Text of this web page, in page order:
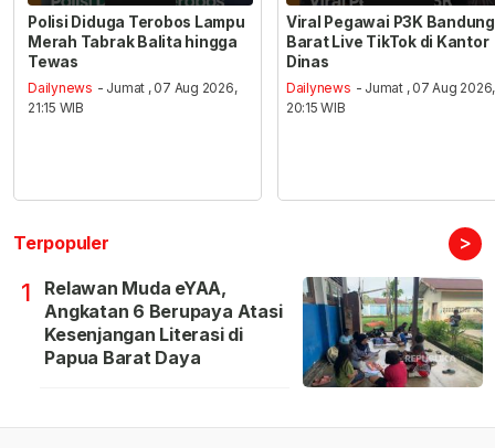
Polisi Diduga Terobos Lampu
Merah Tabrak Balita hingga
Tewas
Dailynews - Jumat , 07 Aug 2026,
21:15 WIB
Viral Pegawai P3K Bandung
Barat Live TikTok di Kantor
Dinas
Dailynews - Jumat , 07 Aug 2026,
20:15 WIB
Terpopuler >
1
Relawan Muda eYAA,
Angkatan 6 Berupaya Atasi
Kesenjangan Literasi di
Papua Barat Daya